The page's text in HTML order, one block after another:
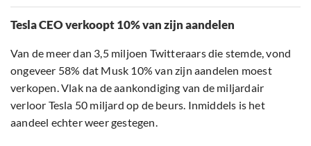
Tesla CEO verkoopt 10% van zijn aandelen
Van de meer dan 3,5 miljoen Twitteraars die stemde, vond
ongeveer 58% dat Musk 10% van zijn aandelen moest
verkopen. Vlak na de aankondiging van de miljardair
verloor Tesla 50 miljard op de beurs. Inmiddels is het
aandeel echter weer gestegen.